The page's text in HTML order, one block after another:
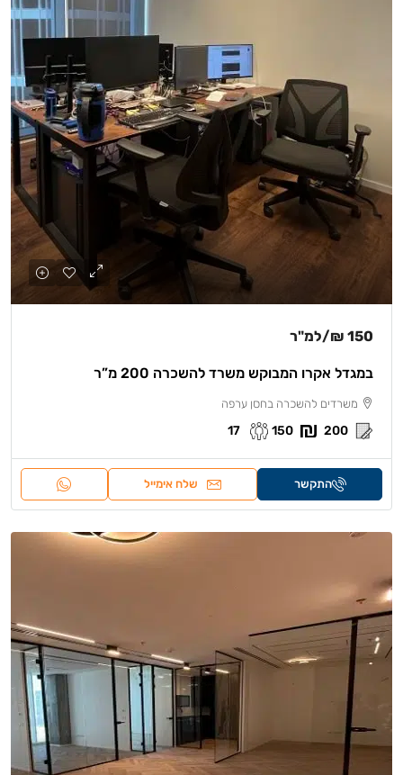
150 ₪ /למ"ר
במגדל אקרו המבוקש משרד להשכרה 200 מ”ר
משרדים להשכרה בחסן ערפה
200
150
17
התקשר שלח אימייל